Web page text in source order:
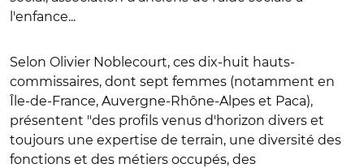
l'enfance...
Selon Olivier Noblecourt, ces dix-huit hauts-
commissaires, dont sept femmes (notamment en
Île-de-France, Auvergne-Rhône-Alpes et Paca),
présentent "des profils venus d'horizon divers et
toujours une expertise de terrain, une diversité des
fonctions et des métiers occupés, des